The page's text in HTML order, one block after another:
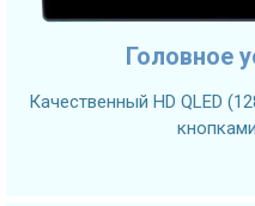
Головное
Качественный HD QLED